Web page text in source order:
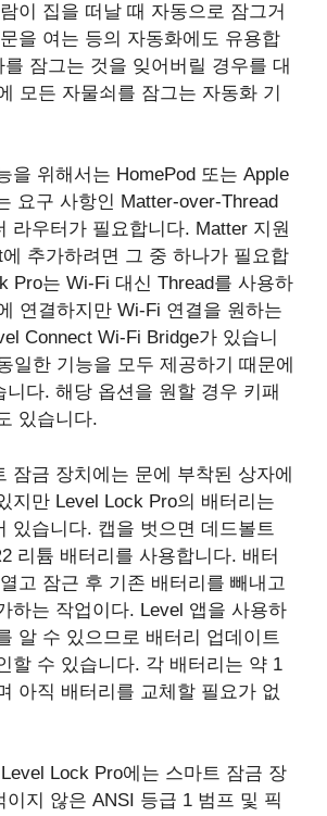
이 집을 떠날 때 자동으로 잠그거
을 여는 등의 자동화에도 유용합
잠그는 것을 잊어버릴 경우를 대
모든 자물쇠를 잠그는 자동화 기
을 위해서는 HomePod 또는 ‌Apple
요구 사항인 Matter-over-Thread
라우터가 필요합니다. Matter 지원
추가하려면 그 중 하나가 필요합
Pro는 Wi-Fi 대신 Thread를 사용하
연결하지만 Wi-Fi 연결을 원하는
Connect Wi-Fi Bridge가 있습니
일한 기능을 모두 제공하기 때문에
니다. 해당 옵션을 원할 경우 키패
있습니다.
잠금 장치에는 문에 부착된 상자에
지만 Level Lock Pro의 배터리는
있습니다. 캡을 벗으면 데드볼트
리튬 배터리를 사용합니다. 배터
고 잠근 후 기존 배터리를 빼내고
하는 작업이다. Level 앱을 사용하
알 수 있으므로 배터리 업데이트
할 수 있습니다. 각 배터리는 약 1
아직 배터리를 교체할 필요가 없
Lock Pro에는 스마트 잠금 장
이지 않은 ANSI 등급 1 범프 및 픽